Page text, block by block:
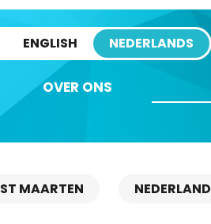
ENGLISH NEDERLANDS
OVER ONS
ST MAARTEN NEDERLAND